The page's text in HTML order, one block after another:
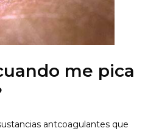
me pica
antcoagulantes que